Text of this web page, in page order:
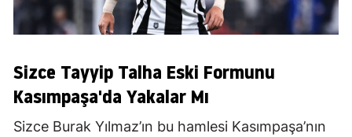
Sizce Tayyip Talha Eski Formunu
Kasımpaşa'da Yakalar Mı
Sizce Burak Yılmaz’ın bu hamlesi Kasımpaşa’nın